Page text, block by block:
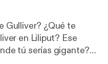
Gulliver? ¿Qué te
en Liliput? Ese
tú serías gigante?